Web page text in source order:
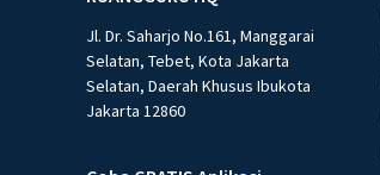
Jl. Dr. Saharjo No.161, Manggarai
Selatan, Tebet, Kota Jakarta
Selatan, Daerah Khusus Ibukota
Jakarta 12860